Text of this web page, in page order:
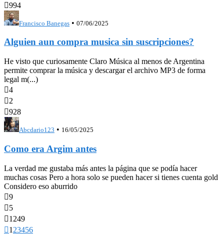
994
Francisco Banegas • 07/06/2025
Alguien aun compra musica sin suscripciones?
He visto que curiosamente Claro Música al menos de Argentina
permite comprar la música y descargar el archivo MP3 de forma
legal m(...)
4
2
928
Abcdario123 • 16/05/2025
Como era Argim antes
La verdad me gustaba más antes la página que se podía hacer
muchas cosas Pero a hora solo se pueden hacer si tienes cuenta gold
Considero eso aburrido
9
5
1249
1 23456